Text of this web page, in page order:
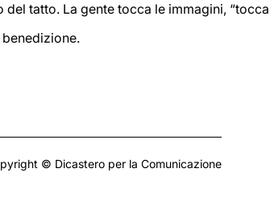
tatto. La gente tocca le immagini, “tocca
© Dicastero per la Comunicazione